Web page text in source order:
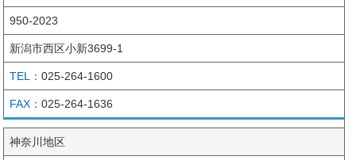
950-2023
新潟市西区小新3699-1
025-264-1600
025-264-1636
神奈川地区